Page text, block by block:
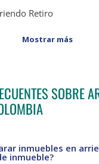
Retiro
Mostrar más
SOBRE
inmuebles en
inmueble?